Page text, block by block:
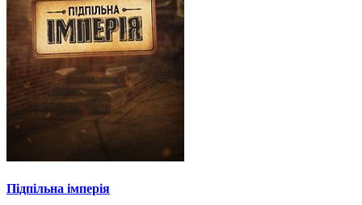
Підпільна імперія